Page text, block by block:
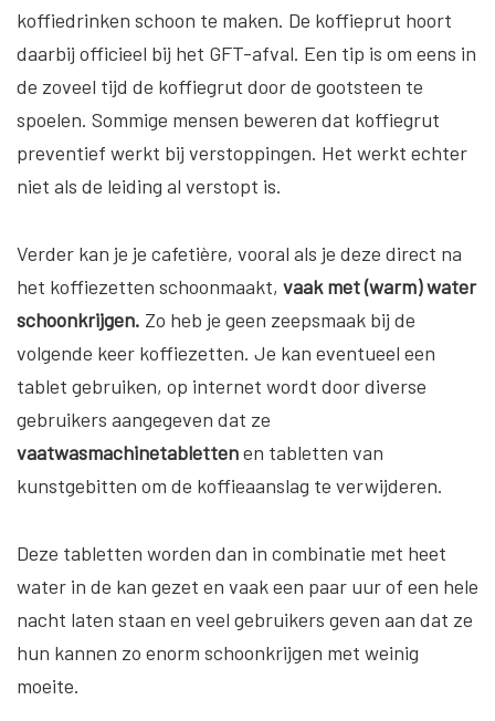
koffiedrinken schoon te maken. De koffieprut hoort
daarbij officieel bij het GFT-afval. Een tip is om eens in
de zoveel tijd de koffiegrut door de gootsteen te
spoelen. Sommige mensen beweren dat koffiegrut
preventief werkt bij verstoppingen. Het werkt echter
niet als de leiding al verstopt is.
Verder kan je je cafetière, vooral als je deze direct na
het koffiezetten schoonmaakt, vaak met (warm) water
schoonkrijgen. Zo heb je geen zeepsmaak bij de
volgende keer koffiezetten. Je kan eventueel een
tablet gebruiken, op internet wordt door diverse
gebruikers aangegeven dat ze
vaatwasmachinetablettenen tabletten van
kunstgebitten om de koffieaanslag te verwijderen.
Deze tabletten worden dan in combinatie met heet
water in de kan gezet en vaak een paar uur of een hele
nacht laten staan en veel gebruikers geven aan dat ze
hun kannen zo enorm schoonkrijgen met weinig
moeite.